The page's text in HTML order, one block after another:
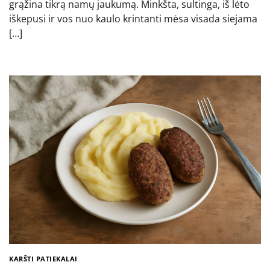
grąžina tikrą namų jaukumą. Minkšta, sultinga, iš lėto
iškepusi ir vos nuo kaulo krintanti mėsa visada siejama
[…]
KARŠTI PATIEKALAI